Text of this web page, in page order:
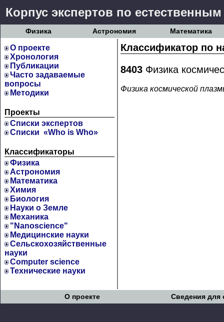
Корпус экспертов по
Физика Астрономия Математика
О проекте
Хронология
Публикации
Часто задаваемые
вопросы
Методики
Проекты
Cписки экспертов
Списки «Who is Who»
Классификаторы
Физика
Астрономия
Математика
Химия
Биология
Науки о Земле
Механика
"Nanoscience"
Медицинские науки
Сельскохозяйственные
науки
Computer science
Технические науки
Классификатор по
8403 Физика
Физика космической
О проекте Сведения для